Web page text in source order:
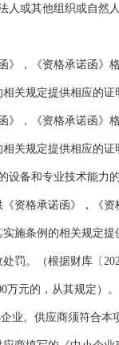
或其他组织或自
》，《资格承诺函
关规定提供相应的证
》，《资格承诺函
关规定提供相应的证
备和专业技术能力
资格承诺函》，《
施条例的相关规定
罚。（根据财库〔
万元的，从其规定）。
业。供应商须符合